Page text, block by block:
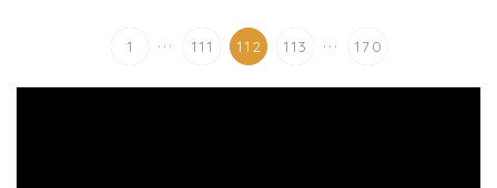
1 ... 111 112 113 ... 170